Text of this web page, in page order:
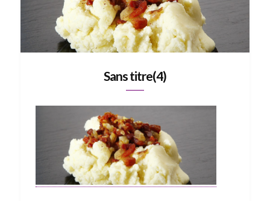
Sans titre(4)